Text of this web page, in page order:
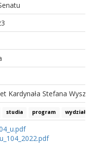
Kardynała Stefana
studia program wydział nauk